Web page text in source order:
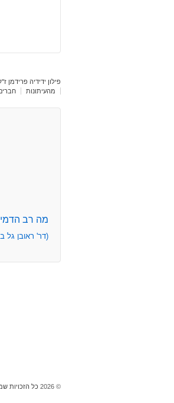
פילון ידידיה פרידמן
מהעיתונות
מה רב
(דר' ראובן גל
© 2026 כל הזכויות